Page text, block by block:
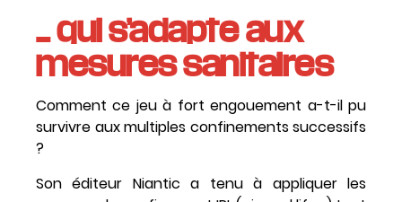
… qui s’adapte aux
mesures sanitaires
Comment ce jeu à fort engouement a-t-il pu
survivre aux multiples confinements successifs
?
Son éditeur Niantic a tenu à appliquer les